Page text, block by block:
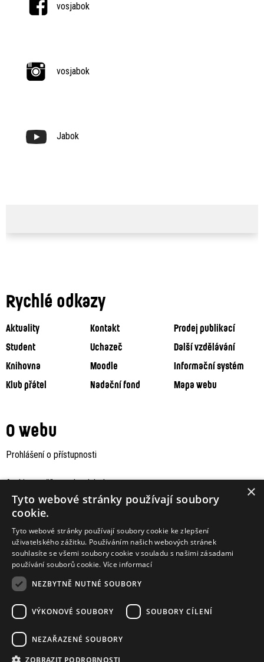
vosjabok
vosjabok
Jabok
Rychlé odkazy
Aktuality Kontakt
Prodej publikací
Student
Uchazeč
Další vzdělávání
Knihovna
Moodle
Informační systém
Klub přátel
Nadační fond Mapa webu
O webu
Prohlášení o přístupnosti
Archiv staršího webu Jaboku
Podporují nás
×
Tyto webové stránky používají soubory
cookie.
Tyto webové stránky používají soubory cookie ke zlepšení
uživatelského zážitku. Používáním našich webových stránek
souhlasíte se všemi soubory cookie v souladu s našimi zásadami
používání souborů cookie. Více informací
NEZBYTNĚ NUTNÉ SOUBORY
VÝKONOVÉ SOUBORY SOUBORY CÍLENÍ
NEZAŘAZENÉ SOUBORY
ZOBRAZIT PODROBNOSTI